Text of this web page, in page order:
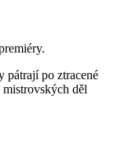
pátrají po ztracené
děl